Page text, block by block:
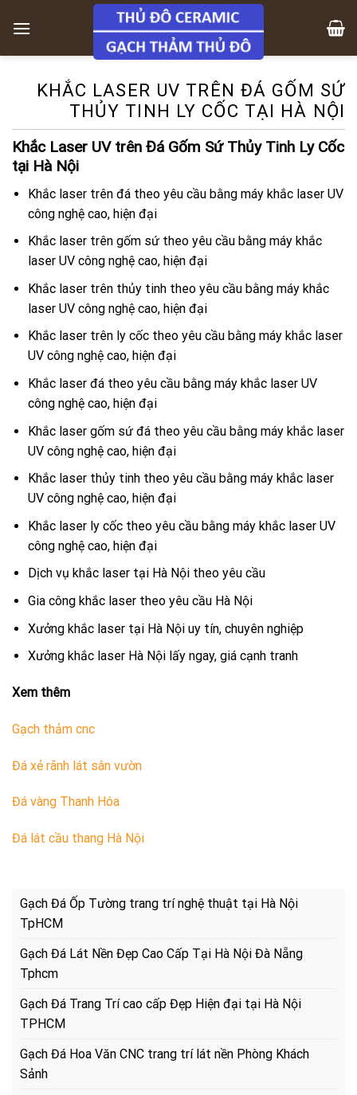
KHẮC LASER UV TRÊN ĐÁ GỐM SỨ
THỦY TINH LY CỐC TẠI HÀ NỘI
Khắc Laser UV trên Đá Gốm Sứ Thủy Tinh Ly Cốc
tại Hà Nội
Khắc laser trên đá theo yêu cầu bằng máy khắc laser UV
công nghệ cao, hiện đại
Khắc laser trên gốm sứ theo yêu cầu bằng máy khắc
laser UV công nghệ cao, hiện đại
Khắc laser trên thủy tinh theo yêu cầu bằng máy khắc
laser UV công nghệ cao, hiện đại
Khắc laser trên ly cốc theo yêu cầu bằng máy khắc laser
UV công nghệ cao, hiện đại
Khắc laser đá theo yêu cầu bằng máy khắc laser UV
công nghệ cao, hiện đại
Khắc laser gốm sứ đá theo yêu cầu bằng máy khắc laser
UV công nghệ cao, hiện đại
Khắc laser thủy tinh theo yêu cầu bằng máy khắc laser
UV công nghệ cao, hiện đại
Khắc laser ly cốc theo yêu cầu bằng máy khắc laser UV
công nghệ cao, hiện đại
Dịch vụ khắc laser tại Hà Nội theo yêu cầu
Gia công khắc laser theo yêu cầu Hà Nội
Xưởng khắc laser tại Hà Nội uy tín, chuyên nghiệp
Xưởng khắc laser Hà Nội lấy ngay, giá cạnh tranh
Xem thêm
Gạch thảm cnc
Đá xẻ rãnh lát sân vườn
Đá vàng Thanh Hóa
Đá lát cầu thang Hà Nội
Gạch Đá Ốp Tường trang trí nghệ thuật tại Hà Nội
TpHCM
Gạch Đá Lát Nền Đẹp Cao Cấp Tại Hà Nội Đà Nẵng
Tphcm
Gạch Đá Trang Trí cao cấp Đẹp Hiện đại tại Hà Nội
TPHCM
Gạch Đá Hoa Văn CNC trang trí lát nền Phòng Khách
Sảnh